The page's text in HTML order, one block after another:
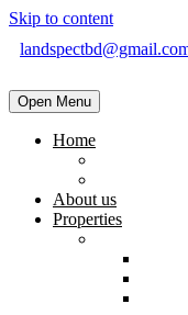
Skip to content
Open Menu
Home
About us
Properties